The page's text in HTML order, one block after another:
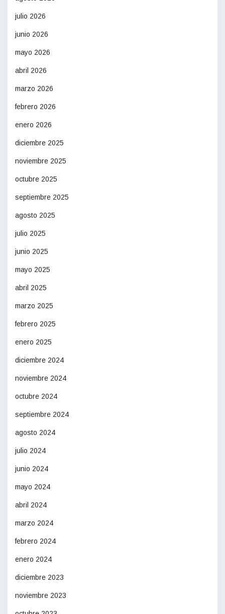
julio 2026
junio 2026
mayo 2026
abril 2026
marzo 2026
febrero 2026
enero 2026
diciembre 2025
noviembre 2025
octubre 2025
septiembre 2025
agosto 2025
julio 2025
junio 2025
mayo 2025
abril 2025
marzo 2025
febrero 2025
enero 2025
diciembre 2024
noviembre 2024
octubre 2024
septiembre 2024
agosto 2024
julio 2024
junio 2024
mayo 2024
abril 2024
marzo 2024
febrero 2024
enero 2024
diciembre 2023
noviembre 2023